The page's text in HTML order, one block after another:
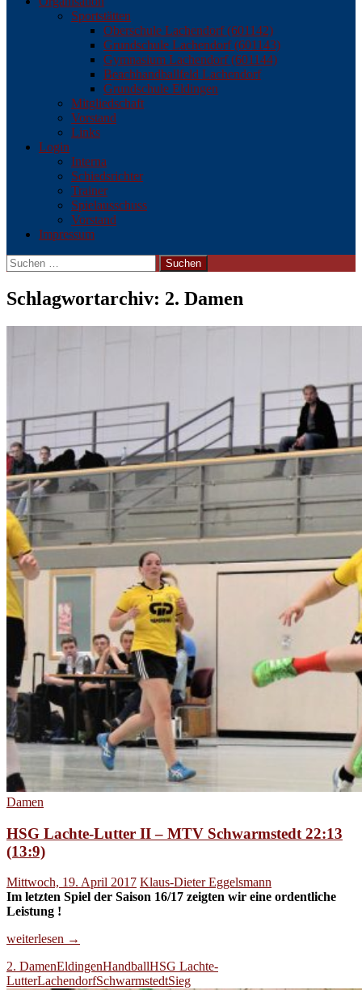
Sportstätten
Oberschule Lachendorf (601142)
Grundschule Lachendorf (601143)
Gymnasium Lachendorf (601144)
Beachhandballfeld Lachendorf
Grundschule Eldingen
Mitgliedschaft
Vorstand
Links
Login
Interna
Schiedsrichter
Trainer
Spielausschuss
Vorstand
Impressum
Suchen
nach:
Schlagwortarchiv: 2. Damen
Damen
HSG Lachte-Lutter II – MTV Schwarmstedt 22:13
(13:9)
Mittwoch, 19. April 2017 Klaus-Dieter Eggelsmann
Im letzten Spiel der Saison 16/17 zeigten wir eine ordentliche
Leistung !
HSG
Lutter
II
weiterlesen →
2. DamenEldingenHandballHSG Lachte-
LutterLachendorfSchwarmstedtSieg